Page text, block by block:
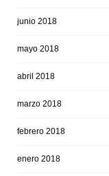
junio 2018
mayo 2018
abril 2018
marzo 2018
febrero 2018
enero 2018